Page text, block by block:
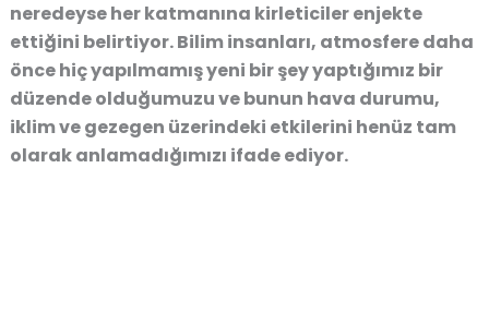
neredeyse her katmanına kirleticiler enjekte
ettiğini belirtiyor. Bilim insanları, atmosfere daha
önce hiç yapılmamış yeni bir şey yaptığımız bir
düzende olduğumuzu ve bunun hava durumu,
iklim ve gezegen üzerindeki etkilerini henüz tam
olarak anlamadığımızı ifade ediyor.